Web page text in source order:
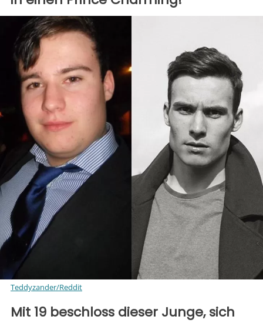
Teddyzander/Reddit
Mit 19 beschloss dieser Junge, sich